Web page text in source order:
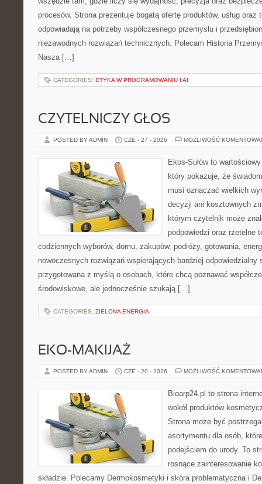
procesów. Strona prezentuje bogatą ofertę produktów, usług oraz
odpowiadają na potrzeby współczesnego przemysłu i
niezawodnych rozwiązań technicznych. Polecam Historia
Nasza […]
CATEGORIES: ETYKA W PROGRAMOWANIU I AI
CZYTELNICZY GŁOS
POSTED BY ADMIN CZE - 27 - 2026 MOŻLIWOŚĆ
Ekos-Sułów to
który pokazuje, że
musi oznaczać wielkich
decyzji ani kosztownych
którym czytelnik może
podpowiedzi oraz rzetelne
codziennych wyborów, domu, zakupów, podróży, gotowania,
nowoczesnych rozwiązań wspierających bardziej odpowiedzialny
przygotowana z myślą o osobach, które chcą poznawać
środowiskowe, ale jednocześnie szukają […]
CATEGORIES: ZIELONA ENERGIA
EKO-MAKIJAŻ
POSTED BY ADMIN CZE - 20 - 2026 MOŻLIWOŚĆ
Bioarp24.pl to strona
wokół produktów
Strona może być
asortymentu dla osób,
podejściem do urody. To
rosnące zainteresowanie
składzie. Polecamy Dermokosmetyki i skóra problematyczna i